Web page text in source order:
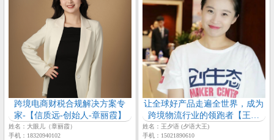
跨境电商财税合规解决方案专
家-【信质远-创始人-章丽霞】
姓名：大眼儿（章丽霞）
手机：18320940102
让全球好产品走遍全世界，成为
跨境物流行业的领跑者【王夕
语-柏域斯浩航供应链-总经理】
姓名：王夕语 (夕语大王)
手机：15021890610